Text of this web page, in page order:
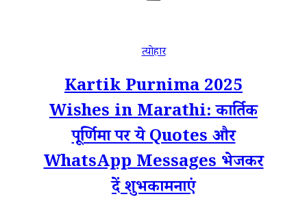
त्योहार
Kartik Purnima 2025
Wishes in Marathi: कार्तिक
पूर्णिमा पर ये Quotes और
WhatsApp Messages भेजकर
दें शुभकामनाएं